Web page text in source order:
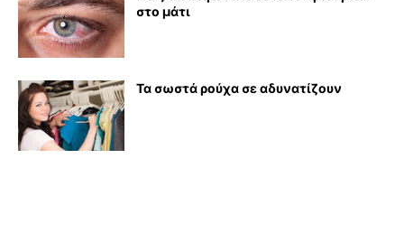
στο μάτι
Τα σωστά ρούχα σε αδυνατίζουν